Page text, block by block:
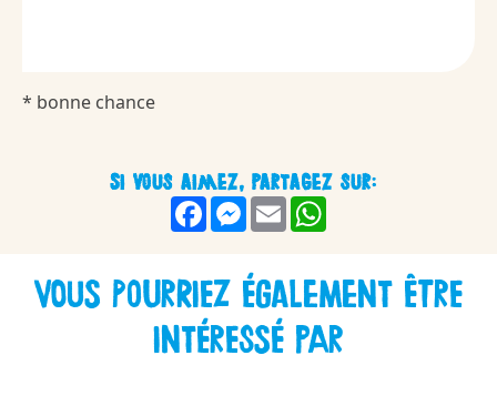
* bonne chance
Si vous aimez, partagez sur:
FacebookMessenger
Email
Vous pourriez également être
intéressé par